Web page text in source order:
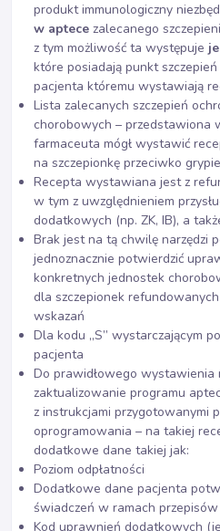
produkt immunologiczny
w aptece zalecanego
z tym możliwość ta występuje
które posiadają punkt
pacjenta któremu wystawiają
Lista zalecanych szczepień
chorobowych – przedstawiona
farmaceuta mógł wystawić
na szczepionkę przeciwko grypie
Recepta wystawiana jest z
w tym z uwzględnieniem
dodatkowych (np. ZK, IB), a
Brak jest na tą chwilę narzędzi
jednoznacznie potwierdzić
konkretnych jednostek
dla szczepionek
wskazań
Dla kodu „S” wystarczającym
pacjenta
Do prawidłowego wystawienia
zaktualizowanie programu
z instrukcjami przygotowanymi
oprogramowania – na takiej
dodatkowe dane takiej jak:
Poziom odpłatności
Dodatkowe dane pacjenta
świadczeń w ramach
Kod uprawnień dodatkowych